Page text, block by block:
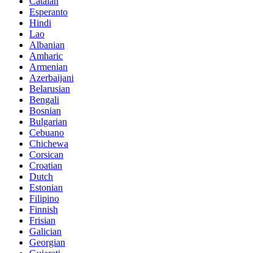
Esperanto
Hindi
Lao
Albanian
Amharic
Armenian
Azerbaijani
Belarusian
Bengali
Bosnian
Bulgarian
Cebuano
Chichewa
Corsican
Croatian
Dutch
Estonian
Filipino
Finnish
Frisian
Galician
Georgian